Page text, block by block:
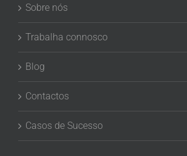
Sobre nós
Trabalha connosco
Blog
Contactos
Casos de Sucesso